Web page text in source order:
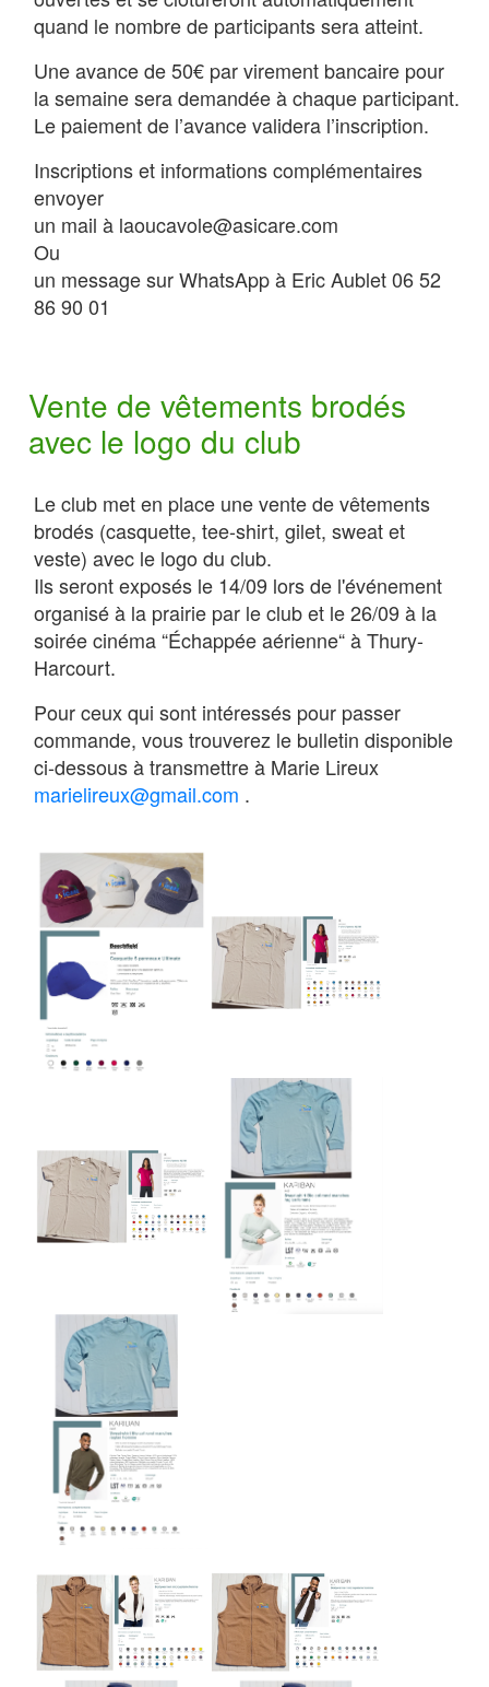
quand le nombre de participants sera atteint.
Une avance de 50€ par virement bancaire pour
la semaine sera demandée à chaque participant.
Le paiement de l’avance validera l’inscription.
Inscriptions et informations complémentaires
envoyer
un mail à laoucavole@asicare.com
Ou
un message sur WhatsApp à Eric Aublet 06 52
86 90 01
Vente de vêtements brodés
avec le logo du club
Le club met en place une vente de vêtements
brodés (casquette, tee-shirt, gilet, sweat et
veste) avec le logo du club.
Ils seront exposés le 14/09 lors de l'événement
organisé à la prairie par le club et le 26/09 à la
soirée cinéma “Échappée aérienne“ à Thury-
Harcourt.
Pour ceux qui sont intéressés pour passer
commande, vous trouverez le bulletin disponible
ci-dessous à transmettre à Marie Lireux
marielireux@gmail.com .